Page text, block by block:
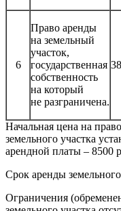
6
Право аренды
на земельный
участок,
государственная
собственность
на который
не разграничена.
Начальная цена на
земельного участка
арендной платы – 8500
Срок аренды земельного
Ограничения